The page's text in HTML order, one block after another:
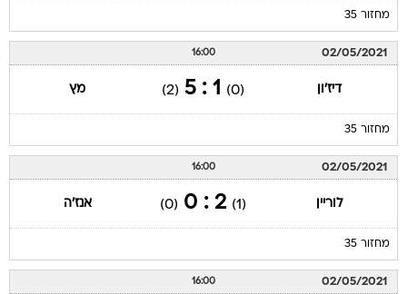
מחזור 35
02/05/2021
16:00
דיז'ון (0)
1 : 5
(2) מץ
מחזור 35
02/05/2021
16:00
לוריין (1)
2 : 0
(0) אנז'ה
מחזור 35
02/05/2021
16:00